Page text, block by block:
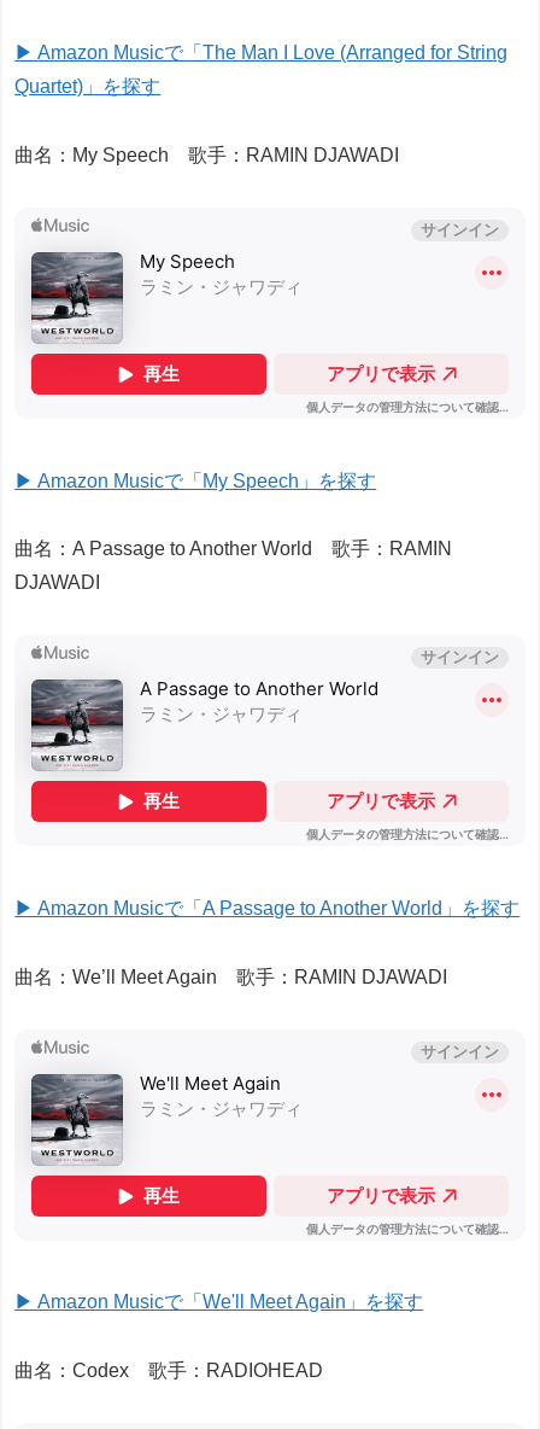
▶ Amazon Musicで「The Man I Love (Arranged for String
Quartet)」を探す
曲名：My Speech 歌手：RAMIN DJAWADI
▶ Amazon Musicで「My Speech」を探す
曲名：A Passage to Another World 歌手：RAMIN
DJAWADI
▶ Amazon Musicで「A Passage to Another World」を探す
曲名：We’ll Meet Again 歌手：RAMIN DJAWADI
▶ Amazon Musicで「We'll Meet Again」を探す
曲名：Codex 歌手：RADIOHEAD